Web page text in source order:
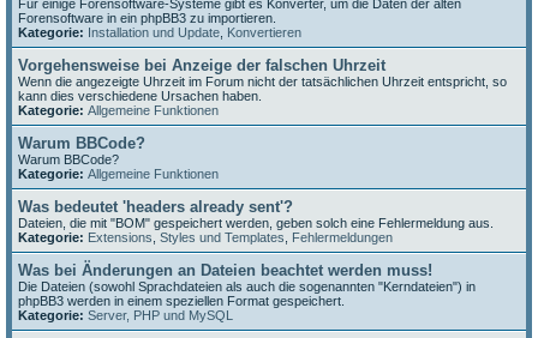
Für einige Forensoftware-Systeme gibt es Konverter, um die Daten der alten
Forensoftware in ein phpBB3 zu importieren.
Kategorie: Installation und Update Konvertieren
Vorgehensweise bei Anzeige der falschen Uhrzeit
Wenn die angezeigte Uhrzeit im Forum nicht der tatsächlichen Uhrzeit entspricht, so
kann dies verschiedene Ursachen haben.
Kategorie: Allgemeine Funktionen
Warum BBCode?
Warum BBCode?
Kategorie: Allgemeine Funktionen
Was bedeutet 'headers already sent'?
Dateien, die mit "BOM" gespeichert werden, geben solch eine Fehlermeldung aus.
Kategorie: Extensions Styles und Templates Fehlermeldungen
Was bei Änderungen an Dateien beachtet werden muss!
Die Dateien (sowohl Sprachdateien als auch die sogenannten "Kerndateien") in
phpBB3 werden in einem speziellen Format gespeichert.
Kategorie: Server, PHP und MySQL